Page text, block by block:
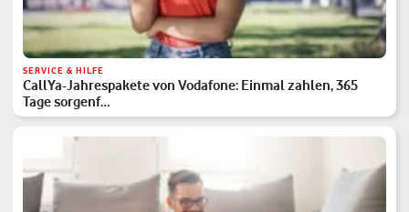
SERVICE & HILFE
CallYa-Jahrespakete von Vodafone: Einmal zahlen, 365
Tage sorgenf…